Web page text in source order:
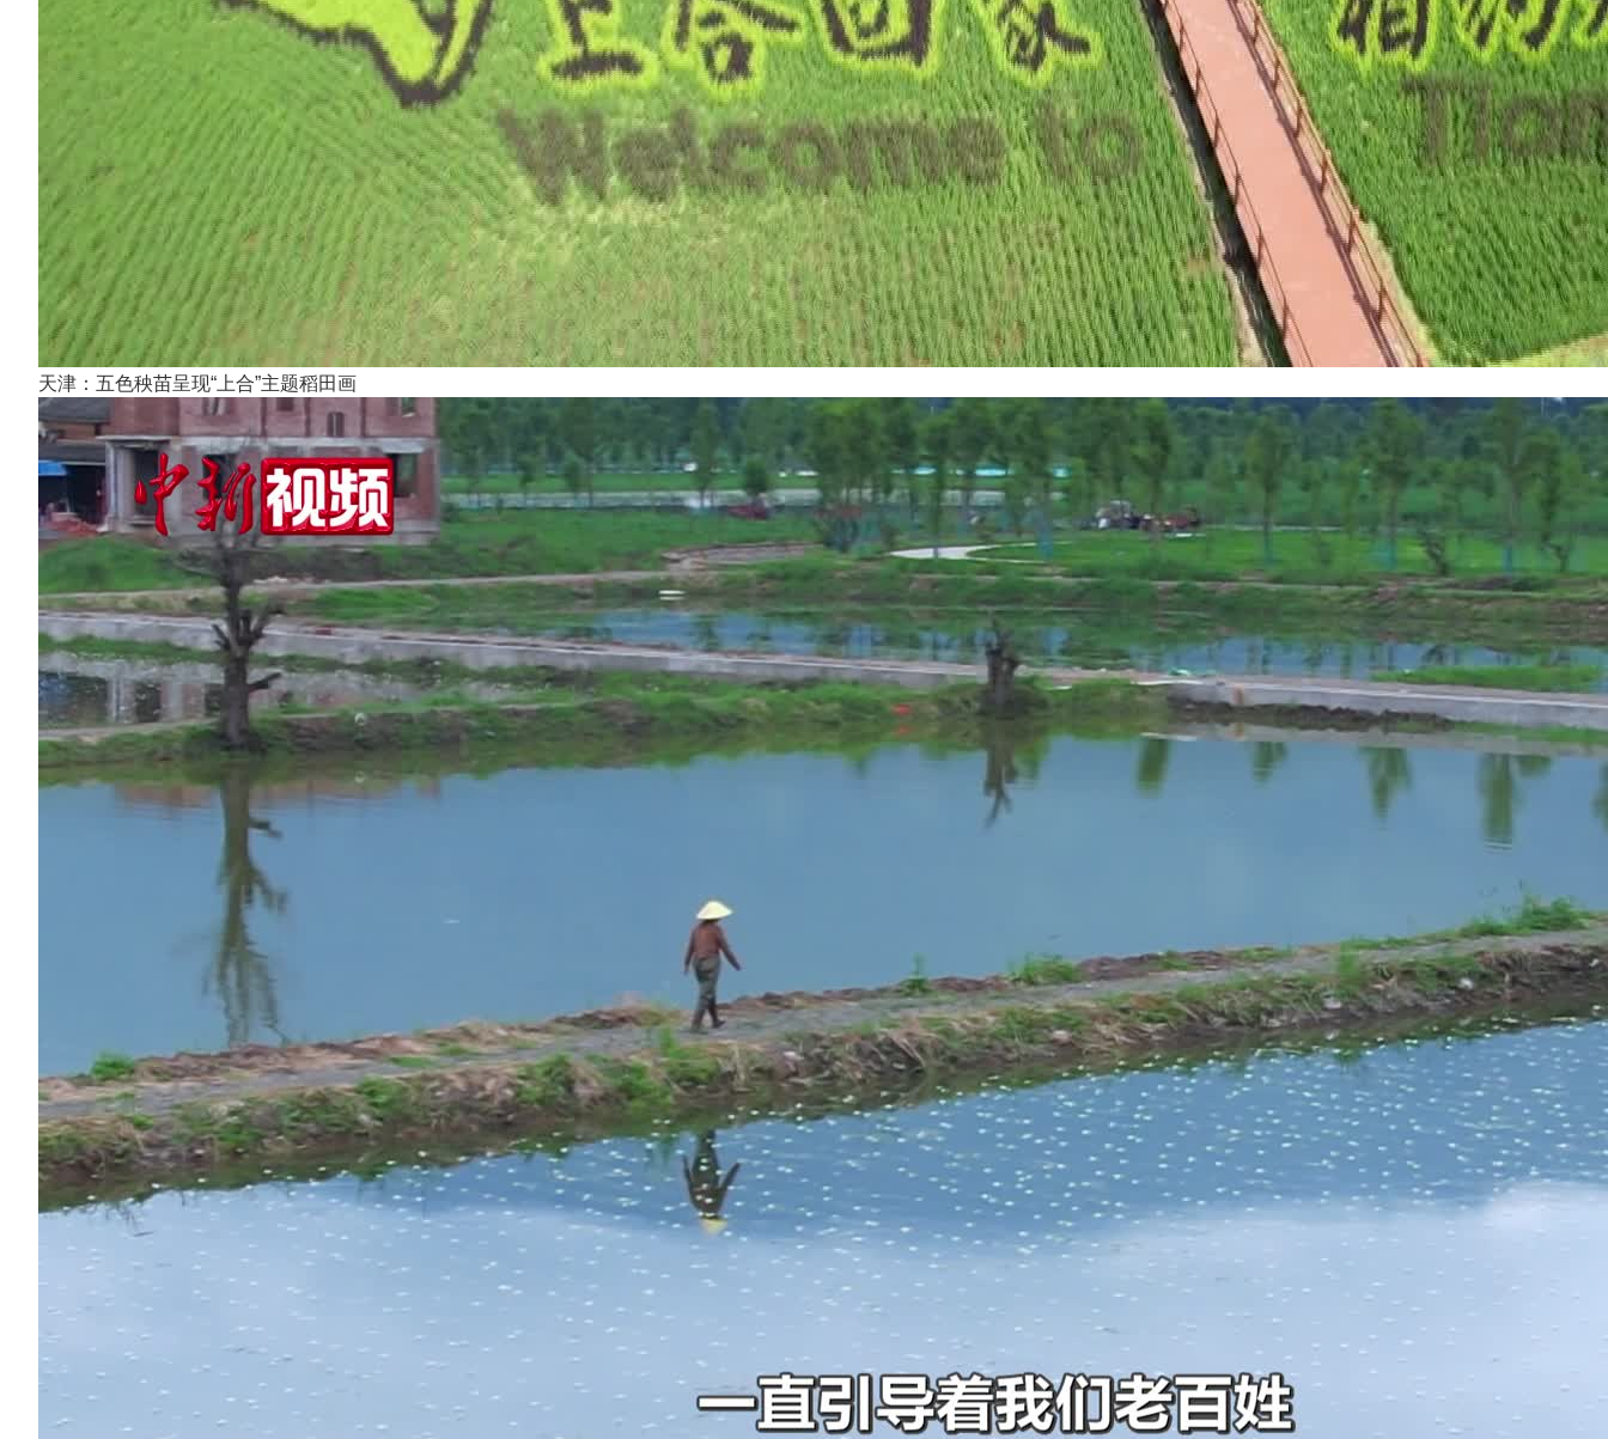
天津：五色秧苗呈现“上合”主题稻田画